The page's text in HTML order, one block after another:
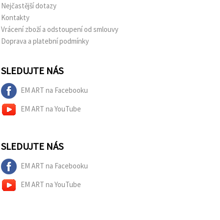
"Uložit"
Přijmout
vše
Nejčastější dotazy
Kontakty
Vrácení zboží a odstoupení od smlouvy
Doprava a platební podmínky
SLEDUJTE NÁS
EM ART na Facebooku
EM ART na YouTube
SLEDUJTE NÁS
EM ART na Facebooku
EM ART na YouTube